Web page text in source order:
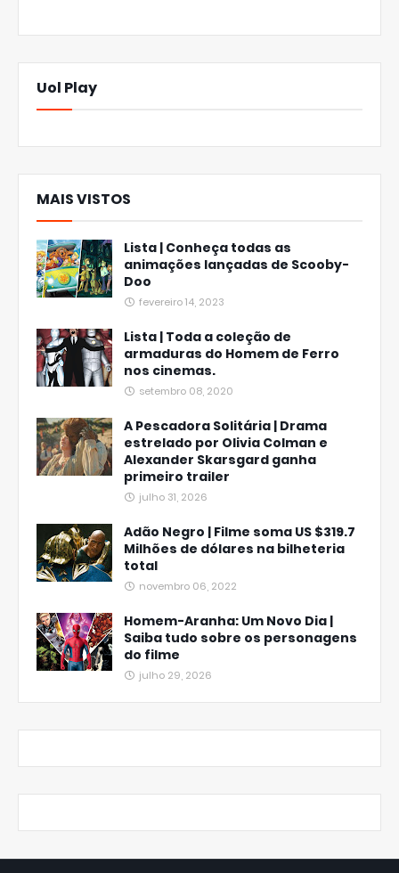
Uol Play
MAIS VISTOS
Lista | Conheça todas as
animações lançadas de Scooby-
Doo
fevereiro 14, 2023
Lista | Toda a coleção de
armaduras do Homem de Ferro
nos cinemas.
setembro 08, 2020
A Pescadora Solitária | Drama
estrelado por Olivia Colman e
Alexander Skarsgard ganha
primeiro trailer
julho 31, 2026
Adão Negro | Filme soma US $319.7
Milhões de dólares na bilheteria
total
novembro 06, 2022
Homem-Aranha: Um Novo Dia |
Saiba tudo sobre os personagens
do filme
julho 29, 2026